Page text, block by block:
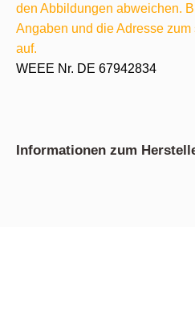
den Abbildungen abweichen.
Angaben und die Adresse
auf.
WEEE Nr. DE 67942834
Informationen zum